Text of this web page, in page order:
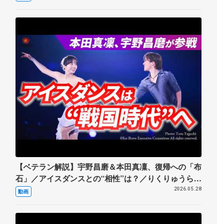
【ベテラン解説】宇野昌磨＆本田真凜、復帰への「布
石」／アイスダンスとの“相性”は？／りくりゅうら
「ペア」との違い／まるで公開プロポーズ／ゲーマー
動画 2026.05.28